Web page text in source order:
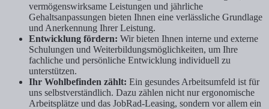
vermögenswirksame Leistungen und jährliche
Gehaltsanpassungen bieten Ihnen eine verlässliche Grundlage
und Anerkennung Ihrer Leistung.
Entwicklung fördern: Wir bieten Ihnen interne und externe
Schulungen und Weiterbildungsmöglichkeiten, um Ihre
fachliche und persönliche Entwicklung individuell zu
unterstützen.
Ihr Wohlbefinden zählt: Ein gesundes Arbeitsumfeld ist für
uns selbstverständlich. Dazu zählen nicht nur ergonomische
Arbeitsplätze und das JobRad-Leasing, sondern vor allem ein